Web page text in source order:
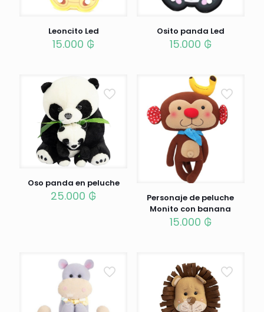
Leoncito Led
15.000 ₲
Osito panda Led
15.000 ₲
Oso panda en peluche
25.000 ₲
Personaje de peluche
Monito con banana
15.000 ₲